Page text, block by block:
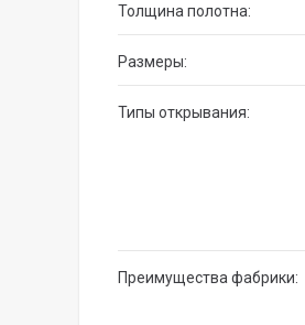
Толщина полотна:
Размеры:
Типы открывания:
Преимущества фабрики: